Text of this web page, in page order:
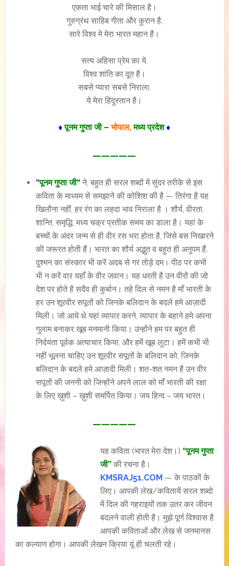
एकता भाई चारे की मिसाल है।
गुरुग्रंथ साहिब गीता और कुरान है,
सारे विश्व मे मेरा भारत महान है।
सत्य अहिसा प्रेम का ये,
विश्व शांति का दूत है।
सबसे प्यारा सबसे निराला,
ये मेरा हिंदुस्तान है।
♦पूनम गुप्ता जी –भोपाल,मध्य प्रदेश ♦
—————
“पूनम गुप्ता जी“ने, बहुत ही सरल शब्दों में सुंदर तरीके से इस
कविता के माध्यम से समझाने की कोशिश की है — तिरंगा है यह
खिलौना नहीं, हर रंग का लहदा भाव निराला है । शौर्य, वीरता,
शान्ति, समृद्धि, मध्य चक्र प्रतीक समय का डाला है। यहां के
बच्चों के अंदर जन्म से ही वीर रस भरा होता है, जिसे बस निखारने
की जरूरत होती हैं। भारत का शौर्य अद्भुत व बहुत ही अनुपम हैं,
दुश्मन का संस्कार भी करें अदब से गर तोड़े दम। पीठ पर कभी
भी न करें वार यहाँ के वीर जवान। यह धरती है उन वीरों की जो
देश पर होते है सदैव ही कुर्बान। तहे दिल से नमन है माँ भारती के
हर उन शूरवीर सपूतों को जिनके बलिदान के बदले हमे आज़ादी
मिली। जो आये थे यहां व्यापार करने, व्यापार के बहाने हमे अपना
गुलाम बनाकर खूब मनमानी किया। उन्होंने हम पर बहुत ही
निर्दयता पूर्वक अत्याचार किया, और हमें खूब लुटा। हमें कभी भी
नहीं भूलना चाहिए उन शूरवीर सपूतों के बलिदान को, जिनके
बलिदान के बदले हमे आज़ादी मिली। शत-शत नमन है उन वीर
सपूतों की जननी को जिन्होंने अपने लाल को माँ भारती की रक्षा
के लिए ख़ुशी – ख़ुशी समर्पित किया। जय हिन्द – जय भारत।
—————
यह कविता (भारत मेरा देश।) “पूनम गुप्ता
जी”की रचना है।
KMSRAJ51.COM— के पाठकों के
लिए। आपकी लेख/कवितायें सरल शब्दो
में दिल की गहराइयों तक उतर कर जीवन
बदलने वाली होती है। मुझे पूर्ण विश्वास है
आपकी कविताओं और लेख से जनमानस
का कल्याण होगा। आपकी लेखन क्रिया यूं ही चलती रहे।